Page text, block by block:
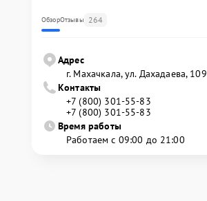
ОбзорОтзывы 264
Адрес
г. Махачкала, ул. Дахадаева, 109
Контакты
+7 (800) 301-55-83
+7 (800) 301-55-83
Время работы
Работаем с 09:00 до 21:00